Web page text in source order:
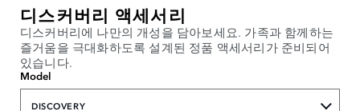
디스커버리 액세서리
디스커버리에 나만의 개성을 담아보세요. 가족과 함께하는
즐거움을 극대화하도록 설계된 정품 액세서리가 준비되어
있습니다.
Model
DISCOVERY